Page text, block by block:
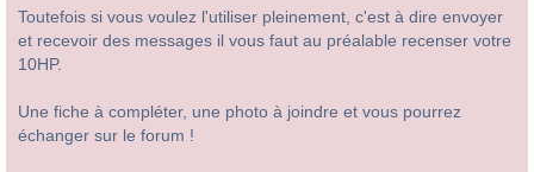
Toutefois si vous voulez l'utiliser pleinement, c'est à dire envoyer
et recevoir des messages il vous faut au préalable recenser votre
10HP.
Une fiche à compléter, une photo à joindre et vous pourrez
échanger sur le forum !